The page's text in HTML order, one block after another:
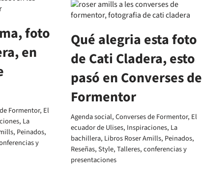
foto
en
Formentor, El
, La
, Peinados,
y
Qué alegria esta foto
de Cati Cladera, esto
pasó en Converses de
Formentor
Agenda social,Converses de Formentor, El
ecuador de Ulises, Inspiraciones, La
bachillera, Libros Roser Amills, Peinados,
Reseñas,Style,Talleres, conferencias y
presentaciones